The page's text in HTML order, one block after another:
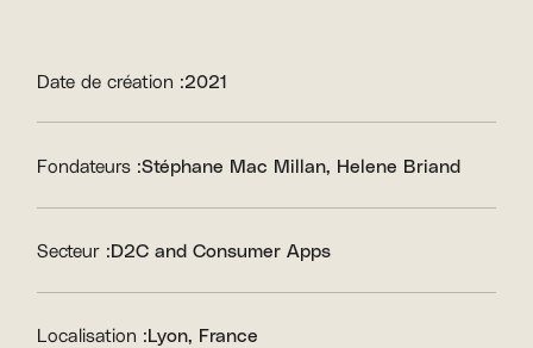
Date de création :2021
Fondateurs :Stéphane Mac Millan Helene Briand
Secteur :D2C and Consumer Apps
Localisation :Lyon, France